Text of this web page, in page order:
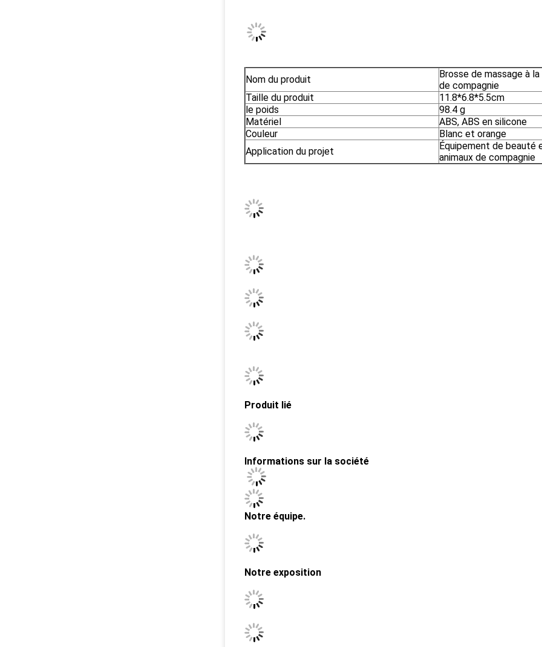
Nom du produit
Brosse de massage à
de compagnie
Taille du produit
11.8*6.8*5.5cm
le poids
98.4 g
Matériel
ABS, ABS en silicone
Couleur
Blanc et orange
Application du projet
Équipement de beauté
animaux de compagnie
Produit lié
Informations sur la société
Notre équipe.
Notre exposition